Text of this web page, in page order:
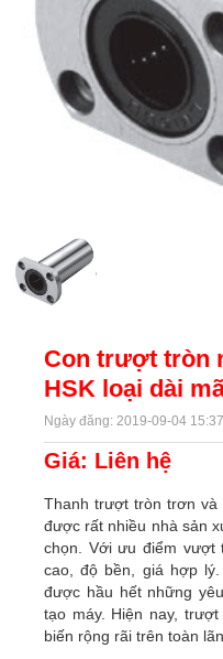
Con trượt tròn
HSK loại dài
Ngày đăng: 2019-09-04
Giá: Liên hệ
Thanh trượt tròn trơn
được rất nhiều nhà sản
chọn. Với ưu điểm vượt
cao, độ bền, giá hợp
được hầu hết những
tạo máy. Hiện nay,
biến rộng rãi trên toàn